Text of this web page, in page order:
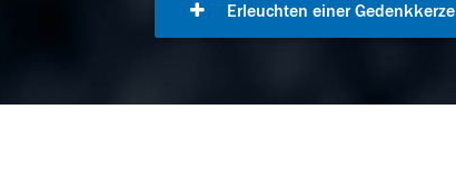
Erleuchten einer Gedenkkerze